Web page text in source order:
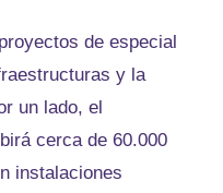
de especial
y la
un lado, el
cerca de 60.000
instalaciones